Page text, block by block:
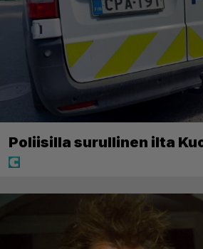
Poliisilla surullinen ilta